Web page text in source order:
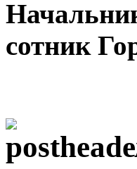
сотник